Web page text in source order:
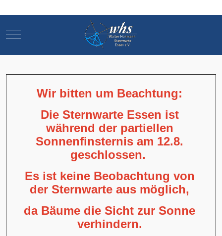
Mobile Menu Toggle
Wir bitten um Beachtung:
Die Sternwarte Essen ist
während der partiellen
Sonnenfinsternis am 12.8.
geschlossen.
Es ist keine Beobachtung von
der Sternwarte aus möglich,
da Bäume die Sicht zur Sonne
verhindern.